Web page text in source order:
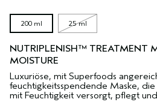
200 ml 25 ml
NUTRIPLENISH™ TREATMENT
MOISTURE
Luxuriöse, mit Superfoods
feuchtigkeitsspendende Maske,
mit Feuchtigkeit versorgt, pflegt